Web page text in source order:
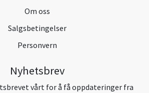
Om oss
Salgsbetingelser
Personvern
Nyhetsbrev
vårt for å få oppdateringer fra